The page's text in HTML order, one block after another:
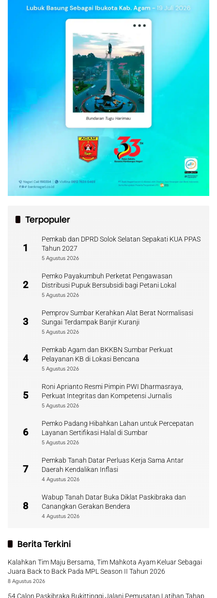
Terpopuler
1
Pemkab dan DPRD Solok Selatan Sepakati KUA PPAS
Tahun 2027
5 Agustus 2026
2
Pemko Payakumbuh Perketat Pengawasan
Distribusi Pupuk Bersubsidi bagi Petani Lokal
5 Agustus 2026
3
Pemprov Sumbar Kerahkan Alat Berat Normalisasi
Sungai Terdampak Banjir Kuranji
5 Agustus 2026
4
Pemkab Agam dan BKKBN Sumbar Perkuat
Pelayanan KB di Lokasi Bencana
5 Agustus 2026
5
Roni Aprianto Resmi Pimpin PWI Dharmasraya,
Perkuat Integritas dan Kompetensi Jurnalis
5 Agustus 2026
6
Pemko Padang Hibahkan Lahan untuk Percepatan
Layanan Sertifikasi Halal di Sumbar
5 Agustus 2026
7
Pemkab Tanah Datar Perluas Kerja Sama Antar
Daerah Kendalikan Inflasi
4 Agustus 2026
8
Wabup Tanah Datar Buka Diklat Paskibraka dan
Canangkan Gerakan Bendera
4 Agustus 2026
Berita Terkini
Kalahkan Tim Maju Bersama, Tim Mahkota Ayam Keluar Sebagai
Juara Back to Back Pada MPL Season II Tahun 2026
8 Agustus 2026
54 Calon Paskibraka Bukittinggi Jalani Pemusatan Latihan Tahap